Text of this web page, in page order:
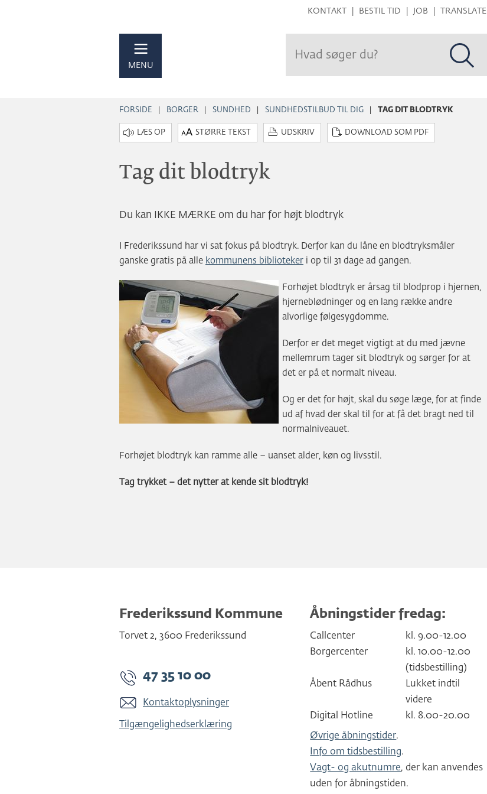
Hop
KONTAKT BESTIL TID JOB TRANSLATE
MENU
FORSIDE BORGER SUNDHED SUNDHEDSTILBUD TIL DIG TAG DIT BLODTRYK
STØRRE TEKST UDSKRIV DOWNLOAD SOM PDF
Tag dit blodtryk
Du kan IKKE MÆRKE om du har for højt blodtryk
I Frederikssund har vi sat fokus på blodtryk. Derfor kan du låne en blodtryksmåler
ganske gratis på alle kommunens biblioteker i op til 31 dage ad gangen.
Forhøjet blodtryk er årsag til blodprop i hjernen,
hjerneblødninger og en lang række andre
alvorlige følgesygdomme.
Derfor er det meget vigtigt at du med jævne
mellemrum tager sit blodtryk og sørger for at
det er på et normalt niveau.
Og er det for højt, skal du søge læge, for at finde
ud af hvad der skal til for at få det bragt ned til
normalniveauet.
Forhøjet blodtryk kan ramme alle – uanset alder, køn og livsstil.
Tag trykket – det nytter at kende sit blodtryk!
Frederikssund Kommune
Torvet 2, 3600 Frederikssund
47 35 10 00
Kontaktoplysninger
Tilgængelighedserklæring
Åbningstider fredag:
Callcenter
kl. 9.00-12.00
Borgercenter
kl. 10.00-12.00
(tidsbestilling)
Åbent Rådhus
Lukket indtil
videre
Digital Hotline
kl. 8.00-20.00
Øvrige åbningstider.
Info om tidsbestilling.
Vagt- og akutnumre, der kan anvendes
uden for åbningstiden.